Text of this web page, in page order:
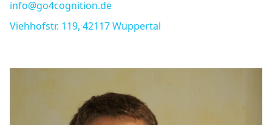
info@go4cognition.de
Viehhofstr. 119, 42117 Wuppertal